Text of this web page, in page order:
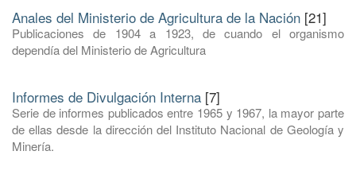
Anales del Ministerio de Agricultura de la Nación [21]
Publicaciones de 1904 a 1923, de cuando el organismo
dependía del Ministerio de Agricultura
Informes de Divulgación Interna [7]
Serie de informes publicados entre 1965 y 1967, la mayor parte
de ellas desde la dirección del Instituto Nacional de Geología y
Minería.